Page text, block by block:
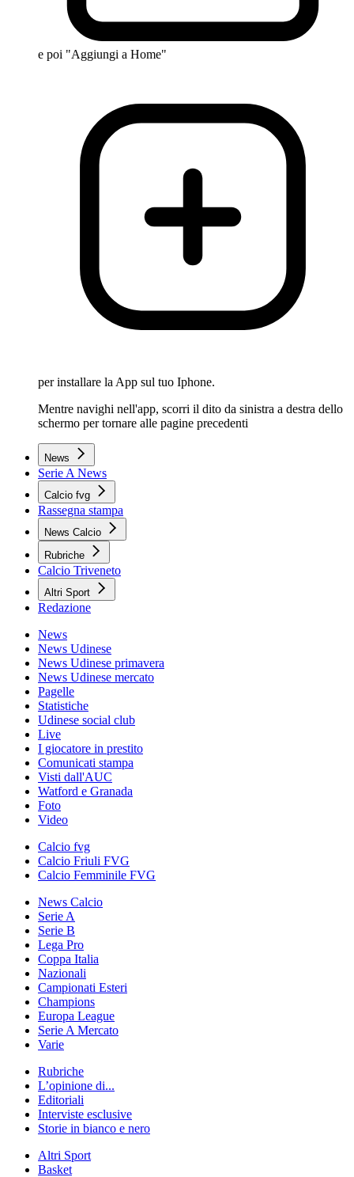
e poi "Aggiungi a Home"
per installare la App sul tuo Iphone.
Mentre navighi nell'app, scorri il dito da sinistra a destra dello
schermo per tornare alle pagine precedenti
News
Serie A News
Calcio fvg
Rassegna stampa
News Calcio
Rubriche
Calcio Triveneto
Altri Sport
Redazione
News
News Udinese
News Udinese primavera
News Udinese mercato
Pagelle
Statistiche
Udinese social club
Live
I giocatore in prestito
Comunicati stampa
Visti dall'AUC
Watford e Granada
Foto
Video
Calcio fvg
Calcio Friuli FVG
Calcio Femminile FVG
News Calcio
Serie A
Serie B
Lega Pro
Coppa Italia
Nazionali
Campionati Esteri
Champions
Europa League
Serie A Mercato
Varie
Rubriche
L’opinione di...
Editoriali
Interviste esclusive
Storie in bianco e nero
Altri Sport
Basket